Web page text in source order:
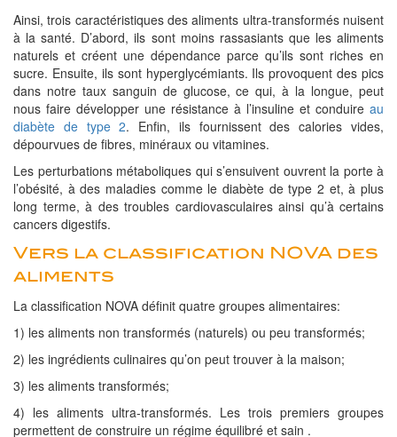
Ainsi, trois caractéristiques des aliments ultra-transformés nuisent
à la santé. D’abord, ils sont moins rassasiants que les aliments
naturels et créent une dépendance parce qu’ils sont riches en
sucre. Ensuite, ils sont hyperglycémiants. Ils provoquent des pics
dans notre taux sanguin de glucose, ce qui, à la longue, peut
nous faire développer une résistance à l’insuline et conduire au
diabète de type 2. Enfin, ils fournissent des calories vides,
dépourvues de fibres, minéraux ou vitamines.
Les perturbations métaboliques qui s’ensuivent ouvrent la porte à
l’obésité, à des maladies comme le diabète de type 2 et, à plus
long terme, à des troubles cardiovasculaires ainsi qu’à certains
cancers digestifs.
Vers la classification NOVA des
aliments
La classification NOVA définit quatre groupes alimentaires:
1) les aliments non transformés (naturels) ou peu transformés;
2) les ingrédients culinaires qu’on peut trouver à la maison;
3) les aliments transformés;
4) les aliments ultra-transformés. Les trois premiers groupes
permettent de construire un régime équilibré et sain .